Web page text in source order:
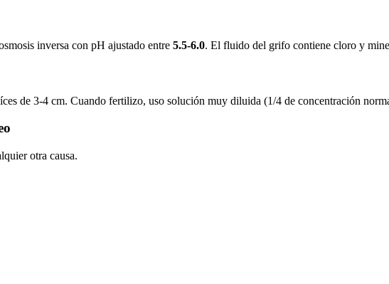
inversa con pH ajustado entre 5.5-6.0. El fluido del grifo contiene cloro y
de 3-4 cm. Cuando fertilizo, uso solución muy diluida (1/4 de concentración
otra causa.